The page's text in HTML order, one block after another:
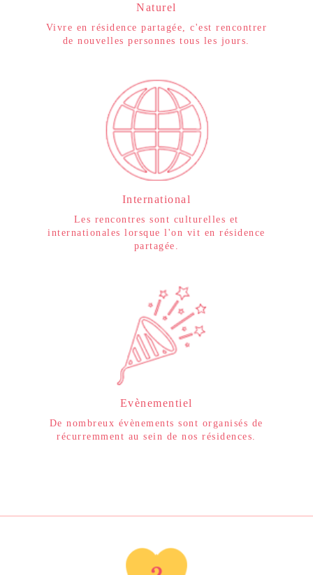
Naturel
Vivre en résidence partagée, c'est rencontrer
de nouvelles personnes tous les jours.
International
Les rencontres sont culturelles et
internationales lorsque l'on vit en résidence
partagée.
Evènementiel
De nombreux évènements sont organisés de
récurremment au sein de nos résidences.